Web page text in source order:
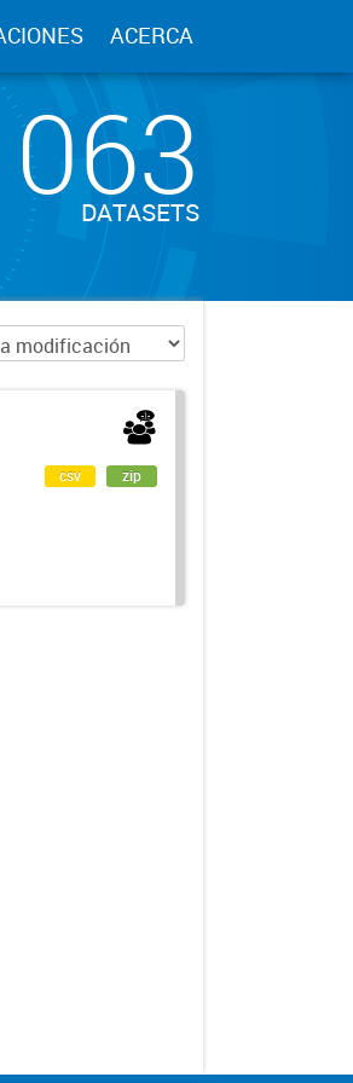
ACERCA
063
DATASETS
csv zip